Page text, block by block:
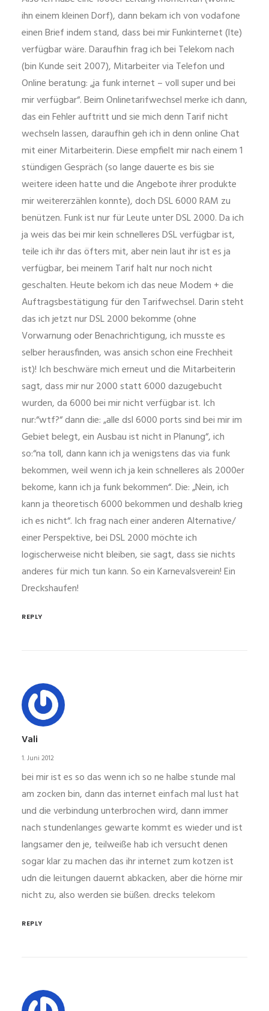
ihn einem kleinen Dorf), dann bekam ich von vodafone
einen Brief indem stand, dass bei mir Funkinternet (lte)
verfügbar wäre. Daraufhin frag ich bei Telekom nach
(bin Kunde seit 2007), Mitarbeiter via Telefon und
Online beratung: „ja funk internet – voll super und bei
mir verfügbar“. Beim Onlinetarifwechsel merke ich dann,
das ein Fehler auftritt und sie mich denn Tarif nicht
wechseln lassen, daraufhin geh ich in denn online Chat
mit einer Mitarbeiterin. Diese empfielt mir nach einem 1
stündigen Gespräch (so lange dauerte es bis sie
weitere ideen hatte und die Angebote ihrer produkte
mir weitererzählen konnte), doch DSL 6000 RAM zu
benützen. Funk ist nur für Leute unter DSL 2000. Da ich
ja weis das bei mir kein schnelleres DSL verfügbar ist,
teile ich ihr das öfters mit, aber nein laut ihr ist es ja
verfügbar, bei meinem Tarif halt nur noch nicht
geschalten. Heute bekom ich das neue Modem + die
Auftragsbestätigung für den Tarifwechsel. Darin steht
das ich jetzt nur DSL 2000 bekomme (ohne
Vorwarnung oder Benachrichtigung, ich musste es
selber herausfinden, was ansich schon eine Frechheit
ist)! Ich beschwäre mich erneut und die Mitarbeiterin
sagt, dass mir nur 2000 statt 6000 dazugebucht
wurden, da 6000 bei mir nicht verfügbar ist. Ich
nur:“wtf?“ dann die: „alle dsl 6000 ports sind bei mir im
Gebiet belegt, ein Ausbau ist nicht in Planung“, ich
so:“na toll, dann kann ich ja wenigstens das via funk
bekommen, weil wenn ich ja kein schnelleres als 2000er
bekome, kann ich ja funk bekommen“. Die: „Nein, ich
kann ja theoretisch 6000 bekommen und deshalb krieg
ich es nicht“. Ich frag nach einer anderen Alternative/
einer Perspektive, bei DSL 2000 möchte ich
logischerweise nicht bleiben, sie sagt, dass sie nichts
anderes für mich tun kann. So ein Karnevalsverein! Ein
Dreckshaufen!
REPLY
Vali
1. Juni 2012
bei mir ist es so das wenn ich so ne halbe stunde mal
am zocken bin, dann das internet einfach mal lust hat
und die verbindung unterbrochen wird, dann immer
nach stundenlanges gewarte kommt es wieder und ist
langsamer den je, teilweiße hab ich versucht denen
sogar klar zu machen das ihr internet zum kotzen ist
udn die leitungen dauernt abkacken, aber die hörne mir
nicht zu, also werden sie büßen. drecks telekom
REPLY